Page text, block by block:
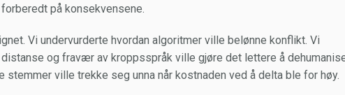
på konsekvensene.
Vi undervurderte hvordan algoritmer ville belønne konflikt. Vi
og fravær av kroppsspråk ville gjøre det lettere å
stemmer ville trekke seg unna når kostnaden ved å delta ble for høy.